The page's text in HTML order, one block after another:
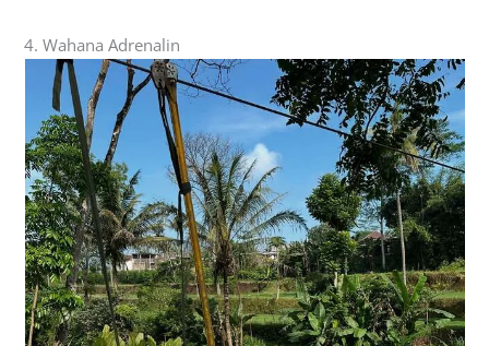
4. Wahana Adrenalin